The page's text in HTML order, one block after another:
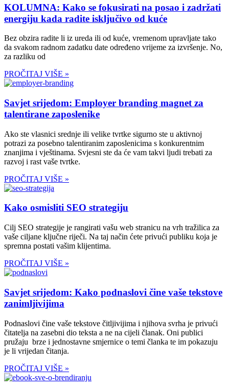
KOLUMNA: Kako se fokusirati na posao i zadržati
energiju kada radite isključivo od kuće
Bez obzira radite li iz ureda ili od kuće, vremenom upravljate tako
da svakom radnom zadatku date određeno vrijeme za izvršenje. No,
za razliku od
PROČITAJ VIŠE »
Savjet srijedom: Employer branding magnet za
talentirane zaposlenike
Ako ste vlasnici srednje ili velike tvrtke sigurno ste u aktivnoj
potrazi za posebno talentiranim zaposlenicima s konkurentnim
znanjima i vještinama. Svjesni ste da će vam takvi ljudi trebati za
razvoj i rast vaše tvrtke.
PROČITAJ VIŠE »
Kako osmisliti SEO strategiju
Cilj SEO strategije je rangirati vašu web stranicu na vrh tražilica za
vaše ciljane ključne riječi. Na taj način ćete privući publiku koja je
spremna postati vašim klijentima.
PROČITAJ VIŠE »
Savjet srijedom: Kako podnaslovi čine vaše tekstove
zanimljivijima
Podnaslovi čine vaše tekstove čitljivijima i njihova svrha je privući
čitatelja na zasebni dio teksta a ne na cijeli članak. Oni publici
pružaju brze i jednostavne smjernice o temi članka te im pokazuju
je li vrijedan čitanja.
PROČITAJ VIŠE »